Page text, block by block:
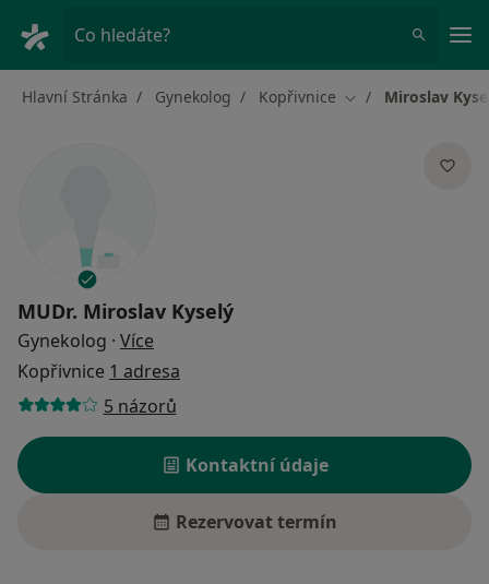
Co hledáte?
Hlavní Stránka Gynekolog Kopřivnice Změna města
Miroslav
MUDr. Miroslav Kyselý
Gynekolog · Více
Kopřivnice 1 adresa
5 názorů
Kontaktní údaje
Rezervovat termín